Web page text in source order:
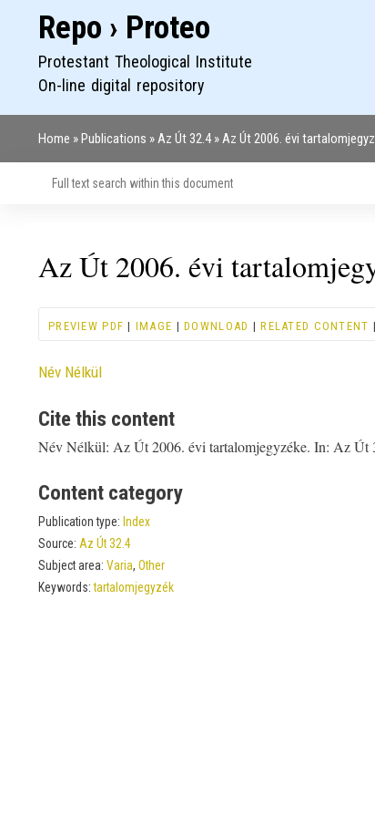
Repo › Proteo
Protestant Theological Institute
On-line digital repository
Home Publications Az Út 32.4 Az Út 2006. évi
Az Út 2006. évi
PREVIEW PDF | IMAGE |DOWNLOAD |RELATED CONTENT |
Contributor
Név Nélkül
Cite this content
Név Nélkül: Az Út 2006. évi tartalomjegyzéke. In: Az Út
Content category
Publication type: Index
Source: Az Út 32.4
Subject area: Varia, Other
Keywords:tartalomjegyzék